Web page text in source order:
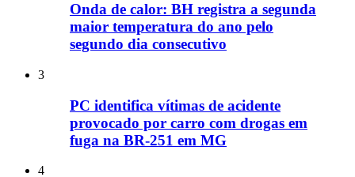
Onda de calor: BH registra a segunda
maior temperatura do ano pelo
segundo dia consecutivo
3
PC identifica vítimas de acidente
provocado por carro com drogas em
fuga na BR-251 em MG
4